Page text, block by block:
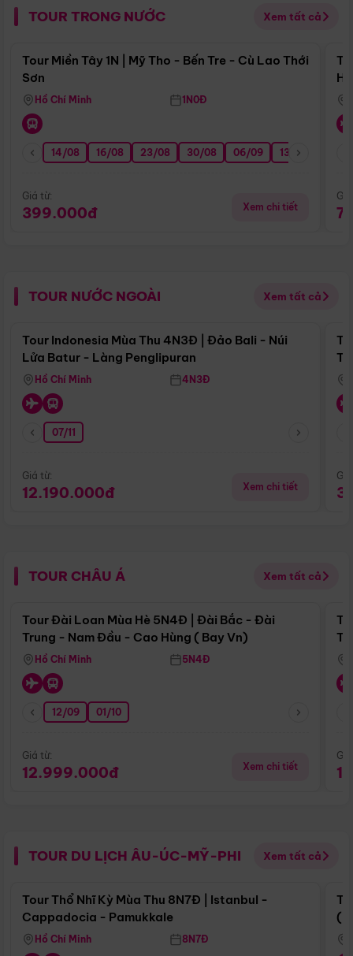
TOUR TRONG NƯỚC Xem tất cả
Điểm nổi bật
Tour Miền Tây 1N | Mỹ Tho - Bến Tre - Cù Lao Thới
Sơn
Hồ Chí Minh 1N0Đ
14/08 16/08 23/08 30/08 06/09 13/09
Giá từ:
399.000đ Xem chi tiết
TOUR NƯỚC NGOÀI Xem tất cả
Điểm nổi bật
Tour Indonesia Mùa Thu 4N3Đ | Đảo Bali - Núi
Lửa Batur - Làng Penglipuran
Hồ Chí Minh 4N3Đ
07/11
Giá từ:
12.190.000đ Xem chi tiết
TOUR CHÂU Á Xem tất cả
Điểm nổi bật
Tour Đài Loan Mùa Hè 5N4Đ | Đài Bắc - Đài
Trung - Nam Đầu - Cao Hùng ( Bay Vn)
Hồ Chí Minh 5N4Đ
12/09 01/10
Giá từ:
12.999.000đ Xem chi tiết
TOUR DU LỊCH ÂU-ÚC-MỸ-PHI Xem tất cả
Điểm nổi bật
Tour Thổ Nhĩ Kỳ Mùa Thu 8N7Đ | Istanbul -
Cappadocia - Pamukkale
Hồ Chí Minh 8N7Đ